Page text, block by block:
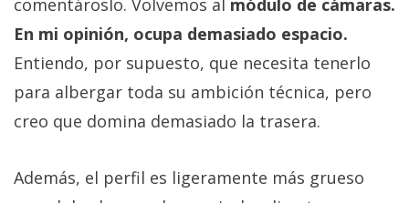
En mi opinión, ocupa demasiado espacio.
Entiendo, por supuesto, que necesita tenerlo
para albergar toda su ambición técnica, pero
creo que domina demasiado la trasera.
Además, el perfil es ligeramente más grueso